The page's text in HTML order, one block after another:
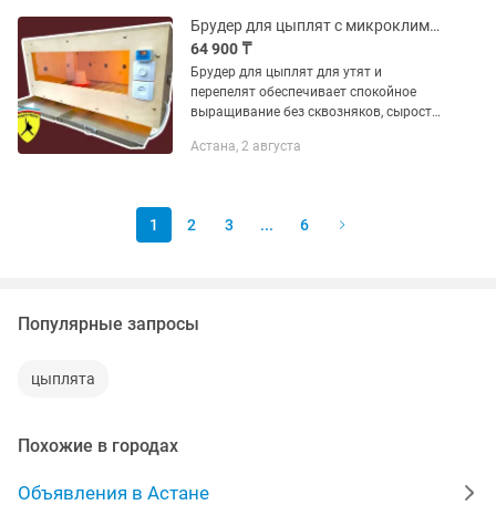
COMPANY помогает...
Брудер для цыплят с микроклиматом для утят и перепелят
64 900 ₸
Брудер для цыплят для утят и
перепелят обеспечивает спокойное
выращивание без сквозняков, сырости
вам нужен уверенный старт для
Астана, 2 августа
1 2 3 ... 6
Популярные запросы
цыплята
Похожие в городах
Объявления в Астане